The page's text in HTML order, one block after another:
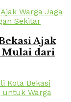
Ajak
Mulai dari